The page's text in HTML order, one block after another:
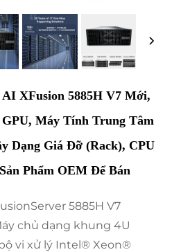
XFusion 5885H V7 Mới,
Máy Tính Trung Tâm
Dạng Giá Đỡ (rack), CPU
Phẩm OEM Để Bán
5885H V7
chủ dạng khung 4U
bộ vi xử lý Intel® Xeon®